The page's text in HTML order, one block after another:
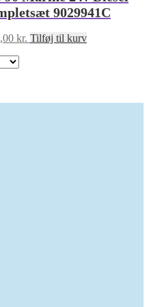
9029941C
kr. Den
Tilføj til kurv